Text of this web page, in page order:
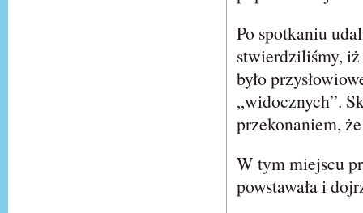
Po spotkaniu
stwierdziliśmy,
było
„widocznych”.
przekonaniem,
W tym miejscu
powstawała i